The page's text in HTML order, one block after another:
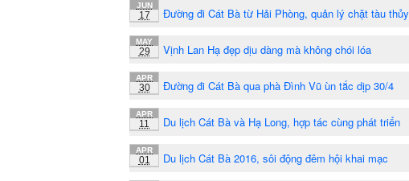
JUN
17 Đường đi Cát Bà từ Hải Phòng, quản lý chặt tàu thủy
MAY
29 Vịnh Lan Hạ đẹp dịu dàng mà không chói lóa
APR
30 Đường đi Cát Bà qua phà Đình Vũ ùn tắc dịp 30/4
APR
11 Du lịch Cát Bà và Hạ Long, hợp tác cùng phát triển
APR
01 Du lịch Cát Bà 2016, sôi động đêm hội khai mạc